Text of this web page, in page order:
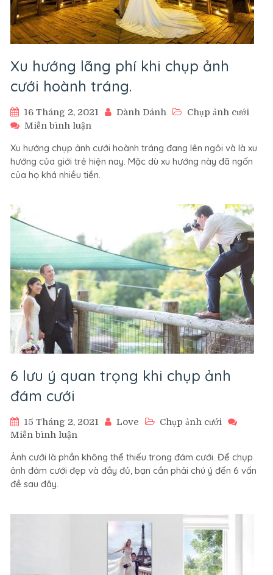
Xu hướng lãng phí khi chụp ảnh
cưới hoành tráng.
16 Tháng 2, 2021 Dành Dánh
Chụp ảnh cưới
Miễn bình luận
hướng
lãng
phí
hoành
tráng.
Xu hướng chụp ảnh cưới hoành tráng đang lên ngôi và là xu
hướng của giới trẻ hiện nay. Mặc dù xu hướng này đã ngốn
của họ khá nhiều tiền.
6 lưu ý quan trọng khi chụp ảnh
đám cưới
15 Tháng 2, 2021 Love
Chụp ảnh cưới
Miễn bình luận
lưu
ý
Ảnh cưới là phần không thể thiếu trong đám cưới. Để chụp
ảnh đám cưới đẹp và đầy đủ, bạn cần phải chú ý đến 6 vấn
đề sau đây.